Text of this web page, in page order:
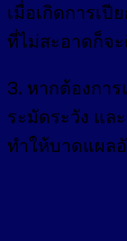
เมื่อเกิดการเ
ที่ไม่สะอาดก็จ
3. หากต้องกา
ระมัดระวัง แล
ทำให้บาดแผล